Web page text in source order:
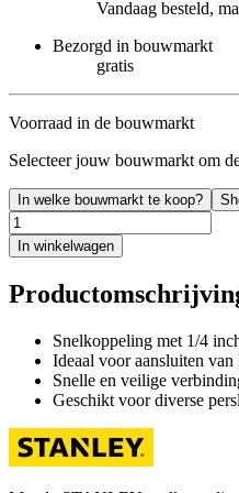
Vandaag besteld,
Bezorgd in bouwmarkt
gratis
Voorraad in de bouwmarkt
Selecteer jouw bouwmarkt om
In welke bouwmarkt te koop?
In winkelwagen
Snelkoppeling met 1/4
Ideaal voor aansluiten van
Snelle en veilige
Geschikt voor diverse